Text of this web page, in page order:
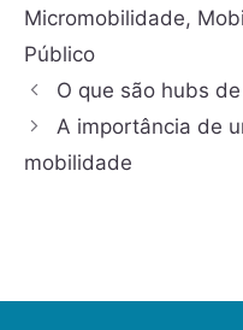
Micromobilidade,
Público
O que são hubs
A importância de
mobilidade